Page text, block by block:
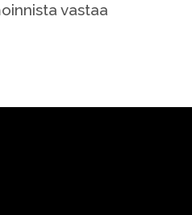
vastaa